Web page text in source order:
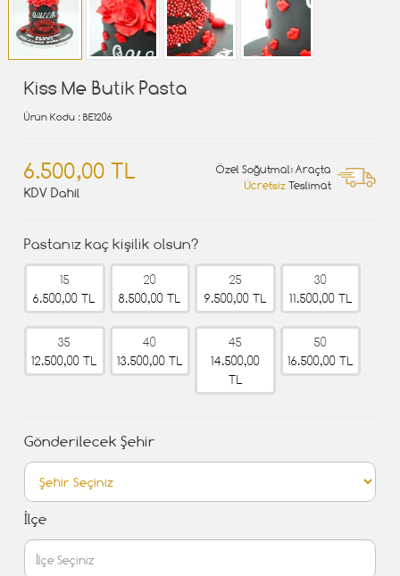
Kiss Me Butik Pasta
Ürün Kodu : BE1206
6.500,00 TL
KDV Dahil
Özel Soğutmalı Araçta
Ücretsiz Teslimat
Pastanız kaç kişilik olsun?
15
6.500,00 TL
20
8.500,00 TL
25
9.500,00 TL
30
11.500,00 TL
35
12.500,00 TL
40
13.500,00 TL
45
14.500,00
TL
50
16.500,00 TL
Gönderilecek Şehir
İlçe